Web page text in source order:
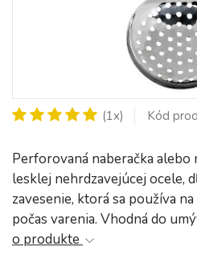
(1x) Kód
Perforovaná naberačka alebo
lesklej nehrdzavejúcej ocele,
zavesenie, ktorá sa používa
počas varenia. Vhodná do
o produkte